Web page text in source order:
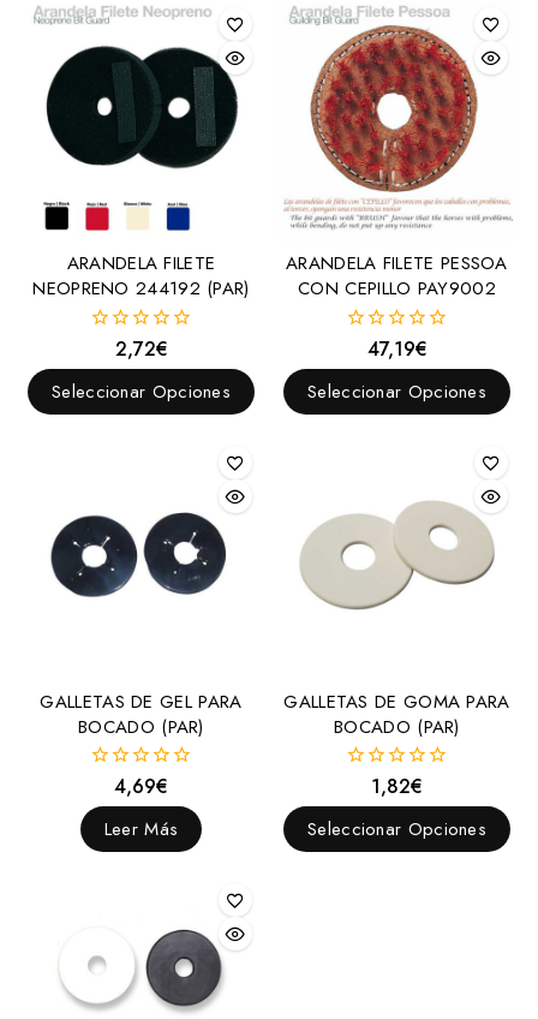
ARANDELA FILETE
NEOPRENO 244192 (PAR)
fuera
de
5
2,72€
Seleccionar Opciones
ARANDELA FILETE PESSOA
CON CEPILLO PAY9002
fuera
de
5
47,19€
Seleccionar Opciones
GALLETAS DE GEL PARA
BOCADO (PAR)
fuera
de
5
4,69€
Leer Más
GALLETAS DE GOMA PARA
BOCADO (PAR)
fuera
de
1,82€
Seleccionar Opciones